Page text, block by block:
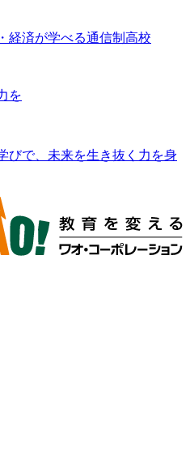
経済が学べる通信制高校
を
びで、未来を生き抜く力を身